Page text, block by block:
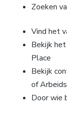
Zoeken
Vind het
Bekijk
Place
Bekijk
of
Door wie